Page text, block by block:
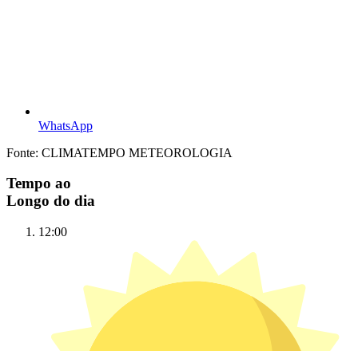
WhatsApp
Fonte: CLIMATEMPO METEOROLOGIA
Tempo ao
Longo do dia
12:00